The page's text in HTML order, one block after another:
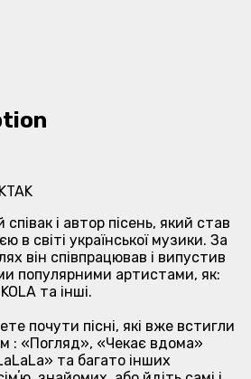
співак і автор пісень, який став
в світі української музики. За
він співпрацював і випустив
популярними артистами, як:
та інші.
почути пісні, які вже встигли
: «Погляд», «Чекає вдома»
та багато інших